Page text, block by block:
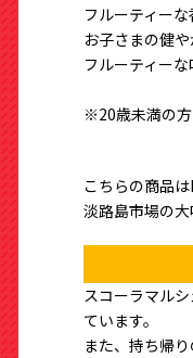
フルーティー
お子さまの健
フルーティー
※20歳未満の方
こちらの商品
淡路島市場の
スコーラマル
ています。
また、持ち帰